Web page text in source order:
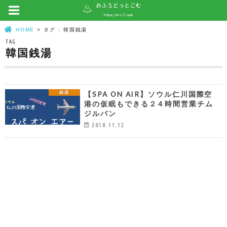
HOME タグ : 韓国銭湯
TAG
韓国銭湯
銭湯
【SPA ON AIR】ソウル仁川国際空
港の仮眠もできる２４時間営業チム
ジルバン
2018.11.12